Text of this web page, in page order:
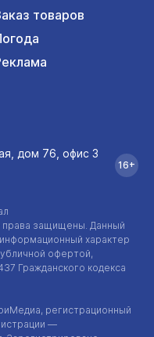
товаров
права защищены. Данный
характер
офертой,
Гражданского кодекса
регистрационный
—
дом 76, офис 3
16+